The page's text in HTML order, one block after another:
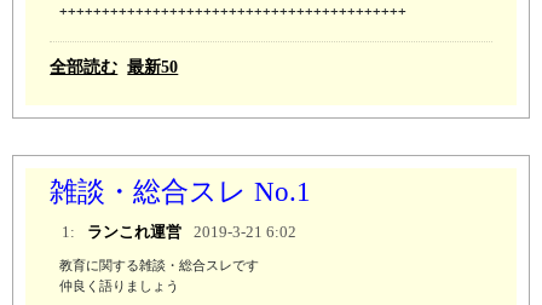
+++++++++++++++++++++++++++++++++++++++++
全部読む 最新50
雑談・総合スレ No.1
1: ランこれ運営 2019-3-21 6:02
教育に関する雑談・総合スレです
仲良く語りましょう